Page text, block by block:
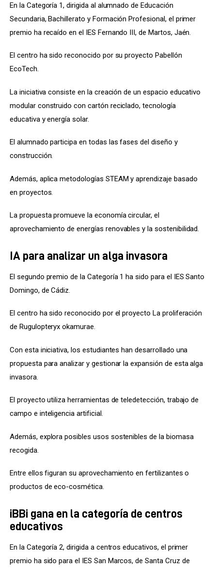
En la Categoría 1, dirigida al alumnado de Educación
Secundaria, Bachillerato y Formación Profesional, el primer
premio ha recaído en el IES Fernando III, de Martos, Jaén.
El centro ha sido reconocido por su proyecto Pabellón
EcoTech.
La iniciativa consiste en la creación de un espacio educativo
modular construido con cartón reciclado, tecnología
educativa y energía solar.
El alumnado participa en todas las fases del diseño y
construcción.
Además, aplica metodologías STEAM y aprendizaje basado
en proyectos.
La propuesta promueve la economía circular, el
aprovechamiento de energías renovables y la sostenibilidad.
IA para analizar un alga invasora
El segundo premio de la Categoría 1 ha sido para el IES Santo
Domingo, de Cádiz.
El centro ha sido reconocido por el proyecto La proliferación
de Rugulopteryx okamurae.
Con esta iniciativa, los estudiantes han desarrollado una
propuesta para analizar y gestionar la expansión de esta alga
invasora.
El proyecto utiliza herramientas de teledetección, trabajo de
campo e inteligencia artificial.
Además, explora posibles usos sostenibles de la biomasa
recogida.
Entre ellos figuran su aprovechamiento en fertilizantes o
productos de eco-cosmética.
iBBi gana en la categoría de centros
educativos
En la Categoría 2, dirigida a centros educativos, el primer
premio ha sido para el IES San Marcos, de Santa Cruz de